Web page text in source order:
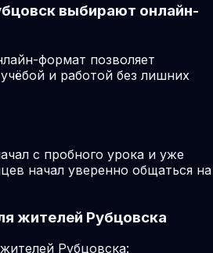
выбирают онлайн-
формат позволяет
и работой без лишних
с пробного урока и уже
начал уверенно общаться на
жителей Рубцовска
Рубцовска: